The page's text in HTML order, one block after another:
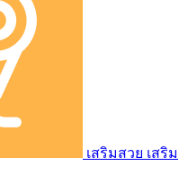
เสริมสวย เสริม